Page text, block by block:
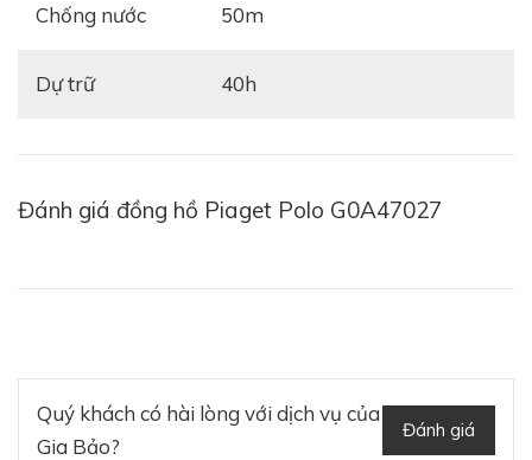
Chống nước 50m
Dự trữ 40h
Đánh giá đồng hồ Piaget Polo G0A47027
Quý khách có hài lòng với dịch vụ của
Gia Bảo?
Đánh giá